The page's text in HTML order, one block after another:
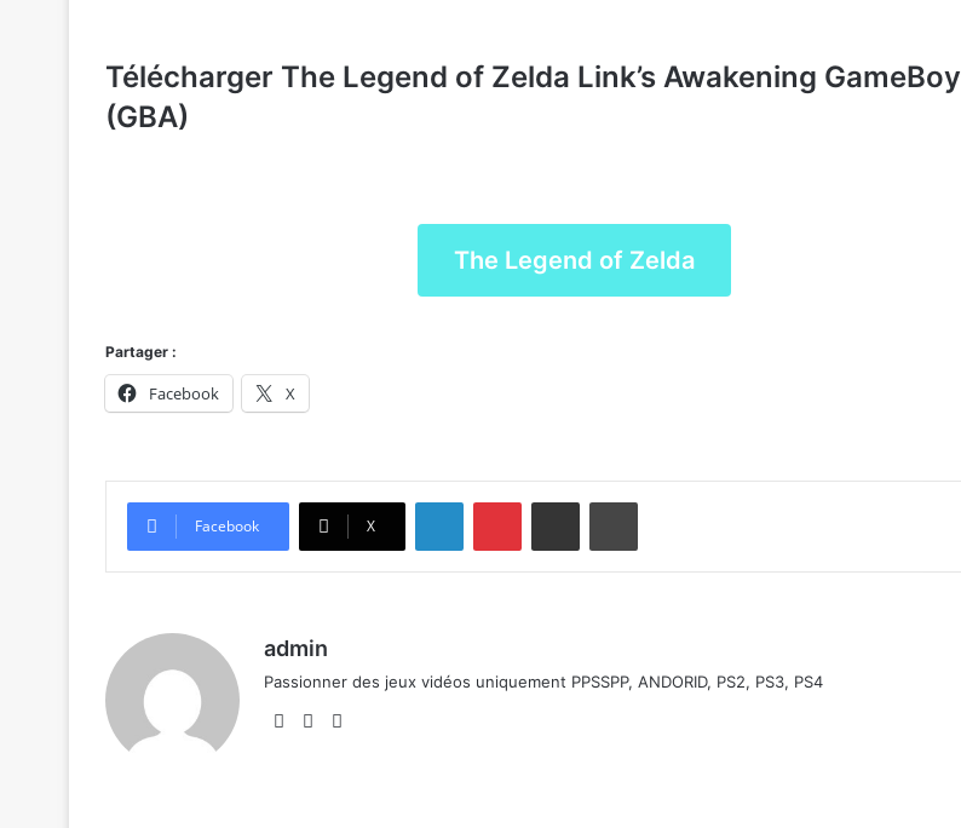
Télécharger The Legend of Zelda Link’s Awakening GameBoy
(GBA)
The Legend of Zelda
Partager :
Facebook X
Facebook X
LinkedinPinterestPartager par email Imprimer
admin
Passionner des jeux vidéos uniquement PPSSPP, ANDORID, PS2, PS3, PS4
WebsiteFacebook